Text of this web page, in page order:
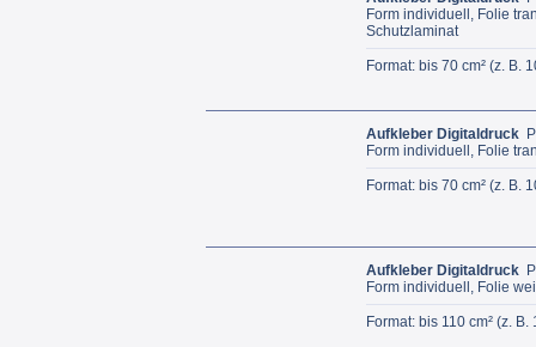
Form individuell, Folie
Schutzlaminat
Format: bis 70 cm² (z. B.
Aufkleber Digitaldruck
Form individuell, Folie
Format: bis 70 cm² (z. B.
Aufkleber Digitaldruck
Form individuell, Folie
Format: bis 110 cm² (z.